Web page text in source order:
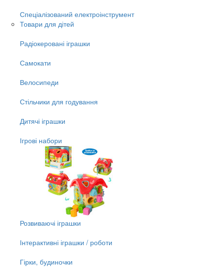
Спеціалізований електроінструмент
Товари для дітей
Радіокеровані іграшки
Самокати
Велосипеди
Стільчики для годування
Дитячі іграшки
Ігрові набори
Розвиваючі іграшки
Інтерактивні іграшки / роботи
Гірки, будиночки